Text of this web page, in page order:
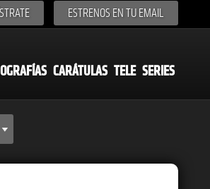
ESTRENOS EN TU EMAIL
CARÁTULAS TELE SERIES